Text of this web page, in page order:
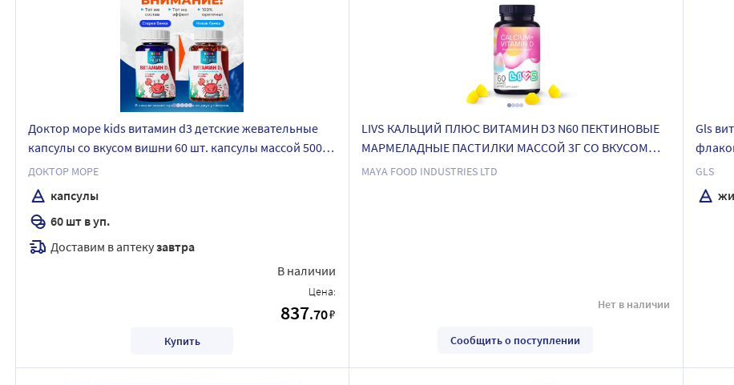
Доктор море kids витамин d3 детские жевательные
капсулы со вкусом вишни 60 шт. капсулы массой 500
мг
ДОКТОР МОРЕ
капсулы
60 шт в уп.
Доставим в аптекузавтра
В наличии
Цена:
837.70₽
Купить
LIVS КАЛЬЦИЙ ПЛЮС ВИТАМИН D3 N60 ПЕКТИНОВЫЕ
МАРМЕЛАДНЫЕ ПАСТИЛКИ МАССОЙ 3Г СО ВКУСОМ
САХАРНОЙ ВАТЫ
MAYA FOOD INDUSTRIES LTD
Нет в наличии
Сообщить о поступлении
Gls
GLS